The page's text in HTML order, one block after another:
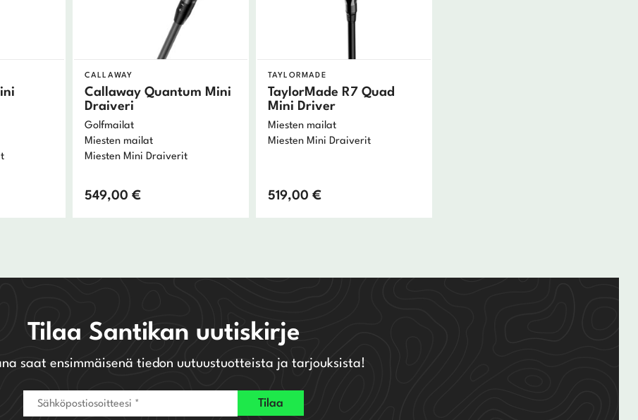
CALLAWAY
Callaway Quantum Mini
Draiveri
Golfmailat
Miesten mailat
Miesten Mini Draiverit
549,00 €
TAYLORMADE
TaylorMade R7 Quad
Mini Driver
Miesten mailat
Miesten Mini Draiverit
519,00 €
Tilaa Santikan uutiskirje
saat ensimmäisenä tiedon uutuustuotteista ja tarjouksista!